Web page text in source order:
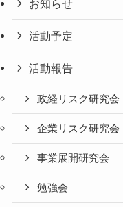
お知らせ
活動予定
活動報告
政経リスク研究会
企業リスク研究会
事業展開研究会
勉強会